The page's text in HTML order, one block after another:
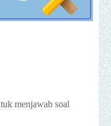
menjawab soal